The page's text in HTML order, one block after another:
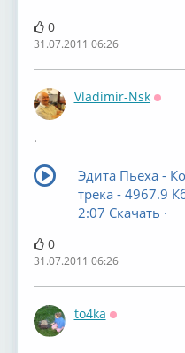
0
31.07.2011 06:26
Vladimir-Nsk
.
Эдита Пьеха -
трека - 4967.9
2:07 Скачать ·
0
31.07.2011 06:26
to4ka